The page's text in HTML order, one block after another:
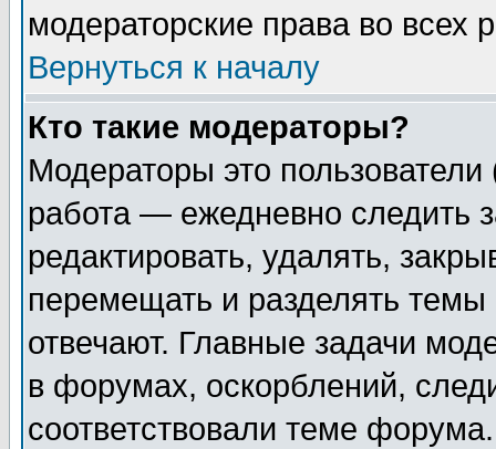
модераторские права во всех
Вернуться к началу
Кто такие модераторы?
Модераторы это
работа — ежедневно следить
редактировать, удалять,
перемещать и разделять
отвечают. Главные задачи
в форумах, оскорблений,
соответствовали теме форума.